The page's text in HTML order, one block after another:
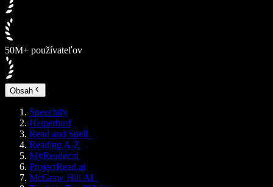
50M+ používateľov
Obsah
Speechify
Helperbird
Read and Spell
Reading A-Z
MyReader.ai
ProjectRead.ai
McGraw Hill AI